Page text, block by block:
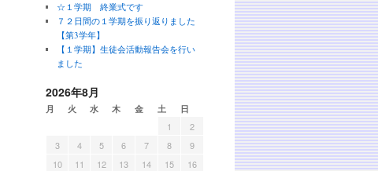
☆１学期 終業式です
７２日間の１学期を振り返りました
【第3学年】
【１学期】生徒会活動報告会を行い
ました
2026年8月
月 火 水 木 金 土 日
1
2
3
4 5 6 7 8
9
10
11 12 13 14 15
16